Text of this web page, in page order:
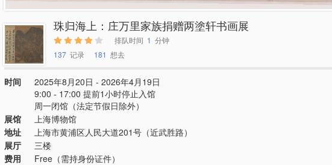
珠归海上：庄万里家族捐赠两塗轩书画展
排队时间 1 分钟
137 记录 181 想去
时间
2025年8月20日 - 2026年4月19日
9:00 - 17:00 提前1小时停止入馆
周一闭馆（法定节假日除外）
展馆
上海博物馆
地址
上海市黄浦区人民大道201号（近武胜路）
展厅
三楼
费用
Free（需持身份证件）